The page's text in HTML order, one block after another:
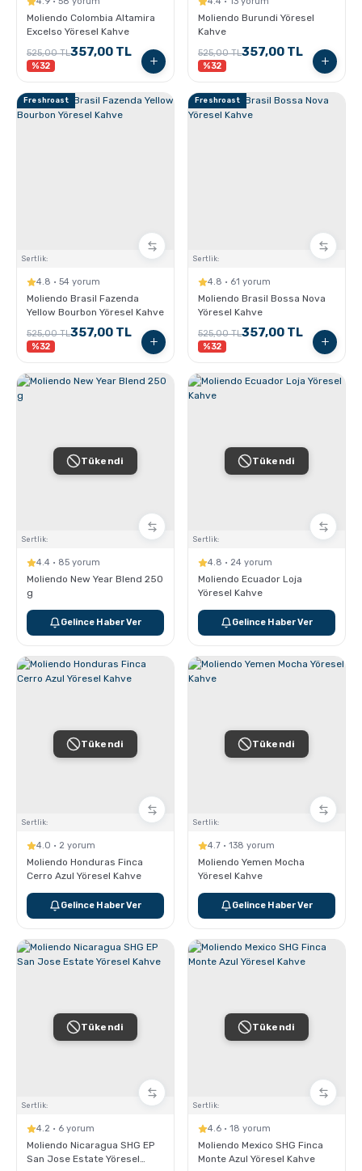
Moliendo Colombia Altamira
Excelso Yöresel Kahve
525,00 TL357,00 TL
%32
Moliendo Burundi Yöresel
Kahve
525,00 TL357,00 TL
%32
Freshroast
Sertlik:
4.8 · 54 yorum
Moliendo Brasil Fazenda
Yellow Bourbon Yöresel Kahve
525,00 TL357,00 TL
%32
Freshroast
Sertlik:
4.8 · 61 yorum
Moliendo Brasil Bossa Nova
Yöresel Kahve
525,00 TL357,00 TL
%32
Tükendi
Sertlik:
4.4 · 85 yorum
Moliendo New Year Blend 250
g
Gelince Haber Ver
Tükendi
Sertlik:
4.8 · 24 yorum
Moliendo Ecuador Loja
Yöresel Kahve
Gelince Haber Ver
Tükendi
Sertlik:
4.0 · 2 yorum
Moliendo Honduras Finca
Cerro Azul Yöresel Kahve
Gelince Haber Ver
Tükendi
Sertlik:
4.7 · 138 yorum
Moliendo Yemen Mocha
Yöresel Kahve
Gelince Haber Ver
Tükendi
Sertlik:
4.2 · 6 yorum
Moliendo Nicaragua SHG EP
San Jose Estate Yöresel
Tükendi
Sertlik:
4.6 · 18 yorum
Moliendo Mexico SHG Finca
Monte Azul Yöresel Kahve